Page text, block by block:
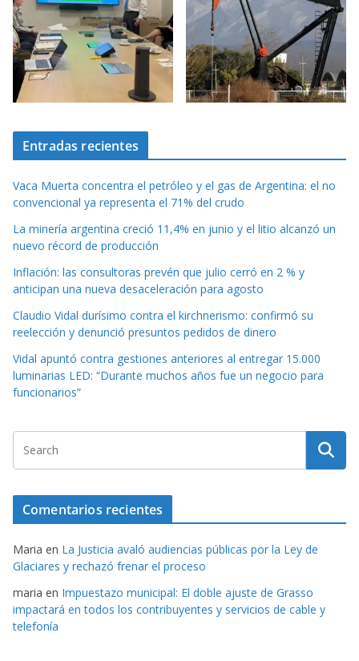
Entradas recientes
Vaca Muerta concentra el petróleo y el gas de Argentina: el no
convencional ya representa el 71% del crudo
La minería argentina creció 11,4% en junio y el litio alcanzó un
nuevo récord de producción
Inflación: las consultoras prevén que julio cerró en 2 % y
anticipan una nueva desaceleración para agosto
Claudio Vidal durísimo contra el kirchnerismo: confirmó su
reelección y denunció presuntos pedidos de dinero
Vidal apuntó contra gestiones anteriores al entregar 15.000
luminarias LED: “Durante muchos años fue un negocio para
funcionarios”
Comentarios recientes
Maria en La Justicia avaló audiencias públicas por la Ley de
Glaciares y rechazó frenar el proceso
maria en Impuestazo municipal: El doble ajuste de Grasso
impactará en todos los contribuyentes y servicios de cable y
telefonía